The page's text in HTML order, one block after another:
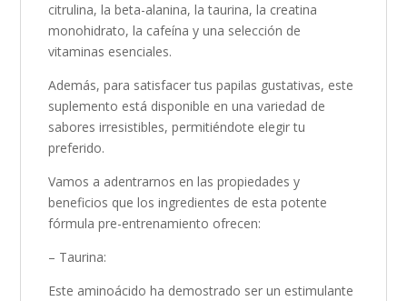
citrulina, la beta-alanina, la taurina, la creatina
monohidrato, la cafeína y una selección de
vitaminas esenciales.
Además, para satisfacer tus papilas gustativas, este
suplemento está disponible en una variedad de
sabores irresistibles, permitiéndote elegir tu
preferido.
Vamos a adentrarnos en las propiedades y
beneficios que los ingredientes de esta potente
fórmula pre-entrenamiento ofrecen:
– Taurina:
Este aminoácido ha demostrado ser un estimulante